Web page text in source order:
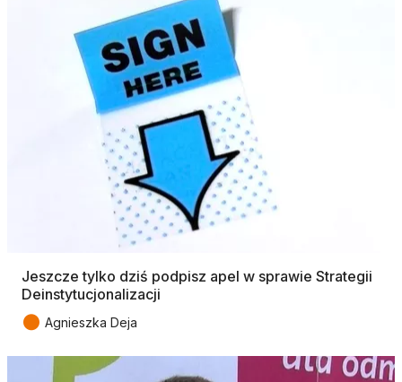
Jeszcze tylko dziś podpisz apel w sprawie Strategii
Deinstytucjonalizacji
● Agnieszka Deja